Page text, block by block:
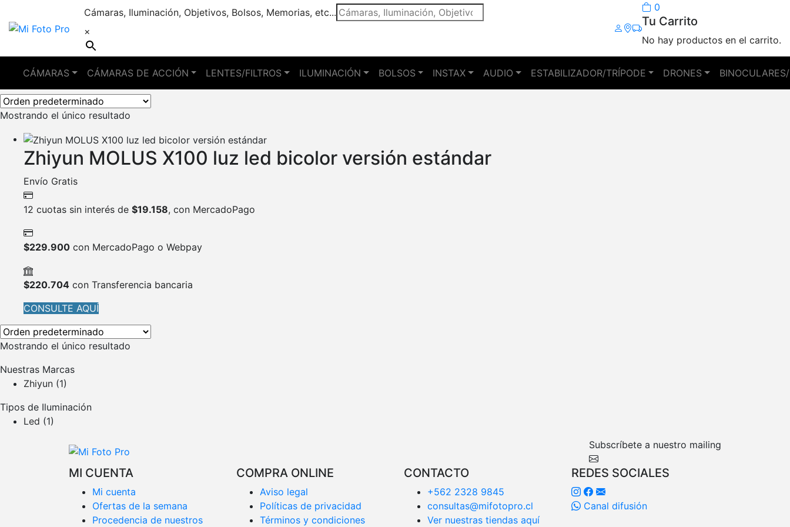
Cámaras, Iluminación, Objetivos, Bolsos, Memorias, etc...
×
0
Tu Carrito
No hay productos en el carrito.
CÁMARAS CÁMARAS DE ACCIÓN LENTES/FILTROS ILUMINACIÓN BOLSOS INSTAX AUDIO ESTABILIZADOR/TRÍPODE DRONES
Molus X100
Mostrando el único resultado
Zhiyun MOLUS X100 luz led bicolor versión estándar
Envío Gratis
12 cuotas sin interés de $19.158, con MercadoPago
$229.900 con MercadoPago o Webpay
$220.704 con Transferencia bancaria
CONSULTE AQUÍ
Mostrando el único resultado
Nuestras Marcas
Zhiyun (1)
Tipos de Iluminación
Led (1)
Subscríbete a nuestro mailing
MI CUENTA
Mi cuenta
Ofertas de la semana
Procedencia de nuestros
COMPRA ONLINE
Aviso legal
Políticas de privacidad
Términos y condiciones
CONTACTO
+562 2328 9845
consultas@mifotopro.cl
Ver nuestras tiendas aquí
REDES SOCIALES
Canal difusión